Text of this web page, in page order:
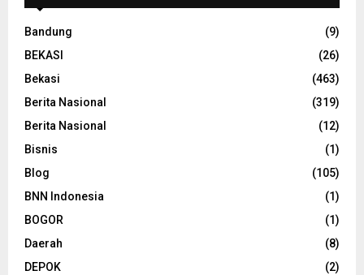
Bandung
(9)
BEKASI
(26)
Bekasi
(463)
Berita Nasional
(319)
Berita Nasional
(12)
Bisnis
(1)
Blog
(105)
BNN Indonesia
(1)
BOGOR
(1)
Daerah
(8)
DEPOK
(2)